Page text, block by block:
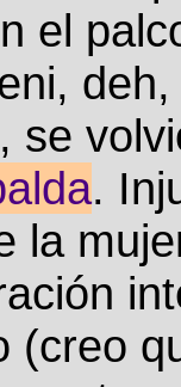
el
se
.
la
(creo